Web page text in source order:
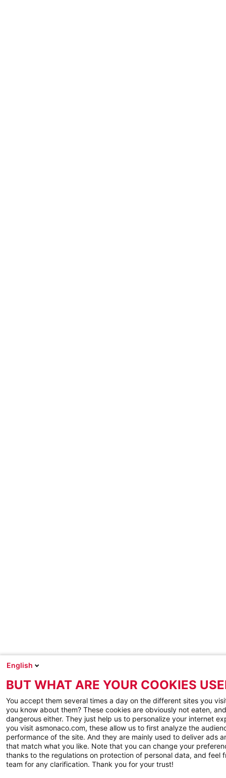
English
BUT WHAT ARE YOUR COOKIES
You accept them several times a day on the different sites you
you know about them? These cookies are obviously not eaten,
dangerous either. They just help us to personalize your internet
you visit asmonaco.com, these allow us to first analyze the
performance of the site. And they are mainly used to deliver ads
that match what you like. Note that you can change your
thanks to the regulations on protection of personal data, and feel
team for any clarification. Thank you for your trust!